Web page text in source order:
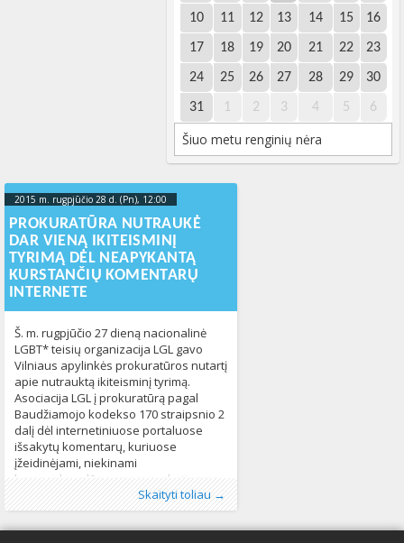
10 11 12 13 14 15 16
17 18 19 20 21 22 23
24 25 26 27 28 29 30
31 1 2 3 4 5 6
Šiuo metu renginių nėra
2015 m. rugpjūčio 28 d. (Pn), 12:00
17T17:52:39+00:00
PROKURATŪRA NUTRAUKĖ
DAR VIENĄ IKITEISMINĮ
TYRIMĄ DĖL NEAPYKANTĄ
KURSTANČIŲ KOMENTARŲ
INTERNETE
Š. m. rugpjūčio 27 dieną nacionalinė
LGBT* teisių organizacija LGL gavo
Vilniaus apylinkės prokuratūros nutartį
apie nutrauktą ikiteisminį tyrimą.
Asociacija LGL į prokuratūrą pagal
Baudžiamojo kodekso 170 straipsnio 2
dalį dėl internetiniuose portaluose
išsakytų komentarų, kuriuose
įžeidinėjami, niekinami
homoseksualūs asmenys, skatinama
juos diskriminuoti, susidoroti su jais ir
prieš juos smurtauti kreipėsi šių metų
pradžioje. Specialiuoju
Skaityti toliau →
Publikavo:Aliona, LGL
Kategorijos:LGBT pasaulyje,LGL,Lietuvoje,
Naujienos,Pranešimai spaudai,Žmogaus
Žymos:diskriminacija,homoseksualūs
asmenys,LGBT* bendruomenė,neapykantos
kurstymas,Seksualinė orientacija951